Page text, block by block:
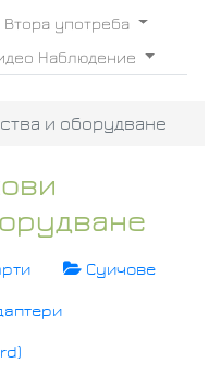
Втора употреба
Наблюдение
и оборудване
Суичове